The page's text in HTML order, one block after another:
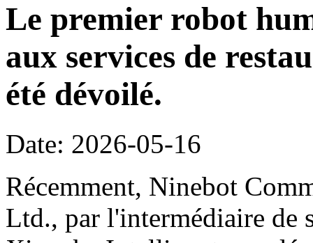
Le premier robot
aux services de
été dévoilé.
Date: 2026-05-16
Récemment, Ninebot
Ltd., par l'intermédiaire de